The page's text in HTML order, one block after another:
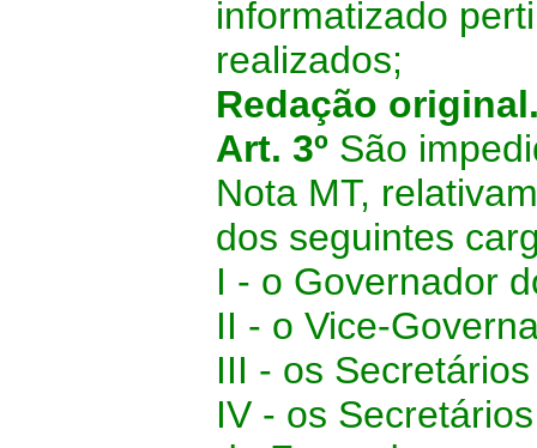
informatizado
realizados;
Redação
Art. 3º São
Nota MT,
dos seguintes
I - o Governador
II - o Vice-
III - os
IV - os